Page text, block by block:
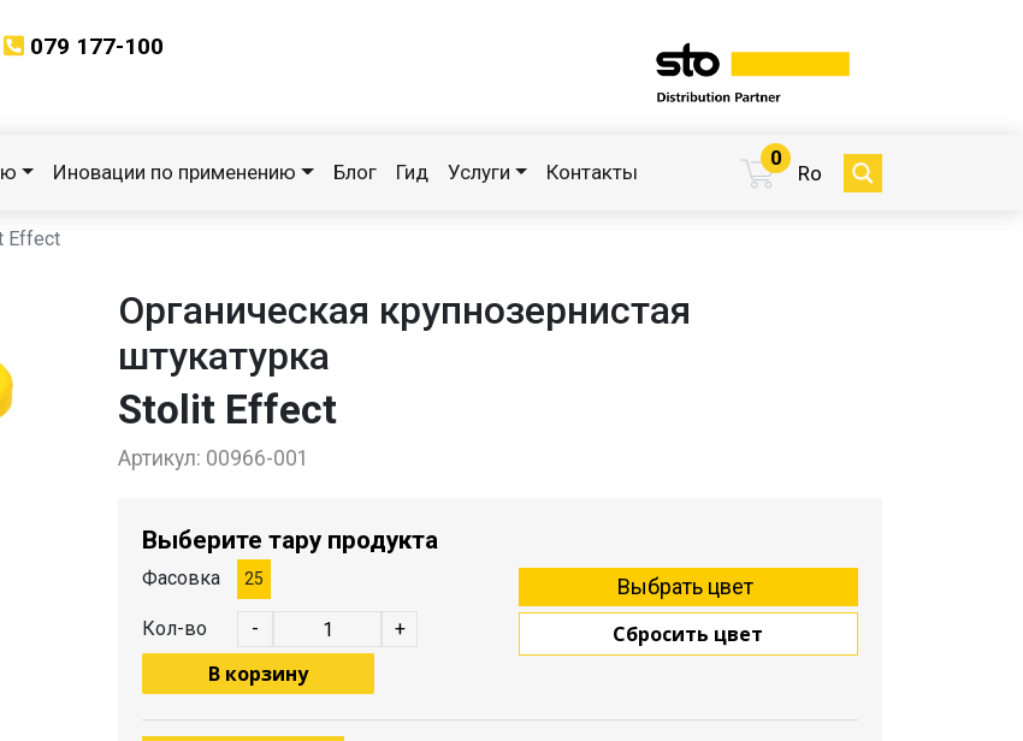
079 177-100
Иновации по применению Блог Гид Услуги Контакты
0
Ro
Effect
Органическая крупнозернистая
штукатурка
Stolit Effect
Артикул: 00966-001
Выберите тару продукта
Фасовка 25
Кол-во - +
В корзину
Сбросить цвет